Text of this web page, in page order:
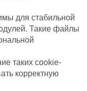
для стабильной
Такие файлы
таких cookie-
корректную